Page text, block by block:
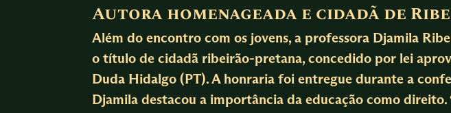
Autora homenageada e cidadã de
Além do encontro com os jovens, a professora Djamila
o título de cidadã ribeirão-pretana, concedido por lei
Duda Hidalgo (PT). A honraria foi entregue durante a
Djamila destacou a importância da educação como